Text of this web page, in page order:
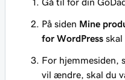
På siden Mine
for WordPress skal
For hjemmesiden,
vil ændre, skal du